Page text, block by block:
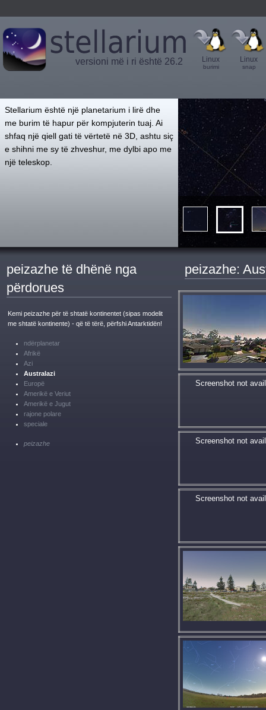
versioni më i ri është 26.2 Linux
burimi
Linux
snap
Stellarium është një planetarium i lirë dhe
me burim të hapur për kompjuterin tuaj. Ai
shfaq një qiell gati të vërtetë në 3D, ashtu siç
e shihni me sy të zhveshur, me dylbi apo me
një teleskop.
',
peizazhe të dhënë nga
përdorues
Kemi peizazhe për të shtatë kontinentet (sipas modelit
me shtatë kontinente) - që të tërë, përfshi Antarktidën!
ndërplanetar
Afrikë
Azi
Australazi
Europë
Amerikë e Veriut
Amerikë e Jugut
rajone polare
speciale
peizazhe
peizazhe:
Screenshot not
Screenshot not
Screenshot not